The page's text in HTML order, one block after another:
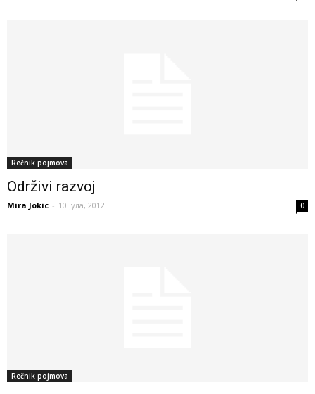
Rečnik pojmova
Održivi razvoj
Mira Jokic - 10 јула, 2012 0
Rečnik pojmova